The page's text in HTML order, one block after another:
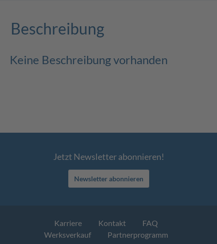
Beschreibung
Keine Beschreibung vorhanden
Jetzt Newsletter abonnieren!
Newsletter abonnieren
Karriere Kontakt
FAQ
Werksverkauf
Partnerprogramm